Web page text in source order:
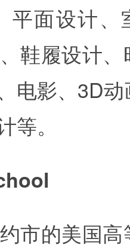
平面设计、
鞋履设计、
电影、3D
。
市的美国高